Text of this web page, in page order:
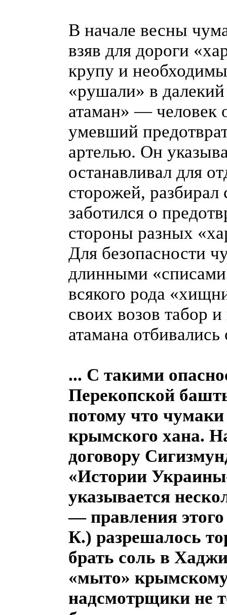
В начале весны
взяв для дороги
крупу и
«рушали» в
атаман» — человек
умевший
артелью. Он
останавливал для
сторожей,
заботился о
стороны разных
Для безопасности
длинными
всякого рода
своих возов табор
атамана
... С такими
Перекопской
потому что
крымского хана.
договору
«Истории
указывается
— правления
К.) разрешалось
брать соль в
«мыто»
надсмотрщики не